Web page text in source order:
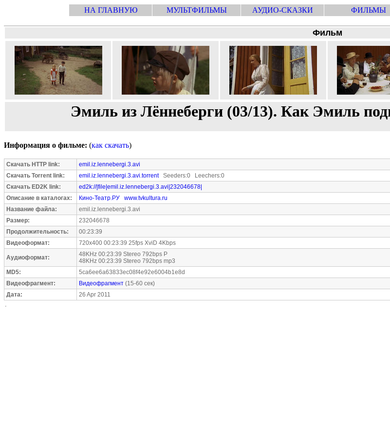
НА ГЛАВНУЮ МУЛЬТФИЛЬМЫ АУДИО-СКАЗКИ ФИЛЬМЫ
Фильм
Эмиль из Лённеберги (03/13). Как Эмиль
Информация о фильме: (как скачать)
Скачать HTTP link:
emil.iz.lennebergi.3.avi
Скачать Torrent link:
emil.iz.lennebergi.3.avi.torrentSeeders:0 Leechers:0
Скачать ED2K link:
ed2k://|file|emil.iz.lennebergi.3.avi|232046678|
Описание в каталогах:
Кино-Театр.РУ
www.tvkultura.ru
Название файла:
emil.iz.lennebergi.3.avi
Размер:
232046678
Продолжительность:
00:23:39
Видеоформат:
720x400 00:23:39 25fps XviD 4Kbps
Аудиоформат:
48KHz 00:23:39 Stereo 792bps P
48KHz 00:23:39 Stereo 792bps mp3
MD5:
5ca6ee6a63833ec08f4e92e6004b1e8d
Видеофрагмент:
Видеофрагмент (15-60 сек)
Дата:
26 Apr 2011